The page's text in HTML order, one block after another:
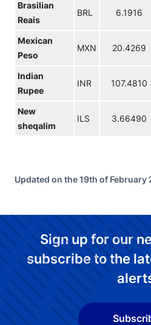
Brasilian
Reais
BRL 6.1916
Mexican
Peso
MXN 20.4269
Indian
Rupee
INR 107.4810
New
sheqalim
ILS 3.66490
Updated on the 19th of February
Sign up for our
subscribe to the